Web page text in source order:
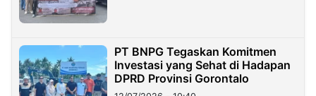
PT BNPG Tegaskan Komitmen
Investasi yang Sehat di Hadapan
DPRD Provinsi Gorontalo